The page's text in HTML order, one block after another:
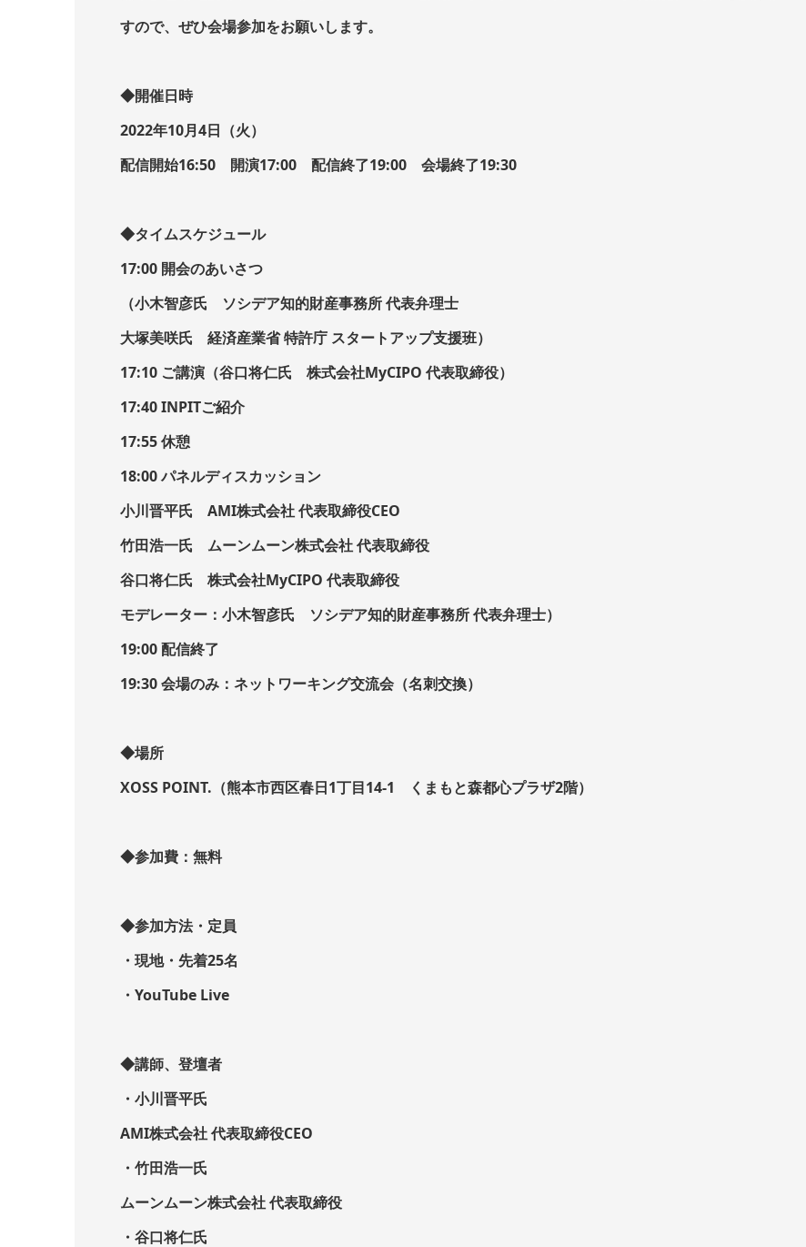
すので、ぜひ会場参加をお願いします。
◆開催日時
2022年10月4日（火）
配信開始16:50 開演17:00 配信終了19:00 会場終了19:30
◆タイムスケジュール
17:00 開会のあいさつ
（小木智彦氏 ソシデア知的財産事務所 代表弁理士
大塚美咲氏 経済産業省 特許庁 スタートアップ支援班）
17:10 ご講演（谷口将仁氏 株式会社MyCIPO 代表取締役）
17:40 INPITご紹介
17:55 休憩
18:00 パネルディスカッション
小川晋平氏 AMI株式会社 代表取締役CEO
竹田浩一氏 ムーンムーン株式会社 代表取締役
谷口将仁氏 株式会社MyCIPO 代表取締役
モデレーター：小木智彦氏 ソシデア知的財産事務所 代表弁理士）
19:00 配信終了
19:30 会場のみ：ネットワーキング交流会（名刺交換）
◆場所
XOSS POINT.（熊本市西区春日1丁目14-1 くまもと森都心プラザ2階）
◆参加費：無料
◆参加方法・定員
・現地・先着25名
・YouTube Live
◆講師、登壇者
・小川晋平氏
AMI株式会社 代表取締役CEO
・竹田浩一氏
ムーンムーン株式会社 代表取締役
・谷口将仁氏